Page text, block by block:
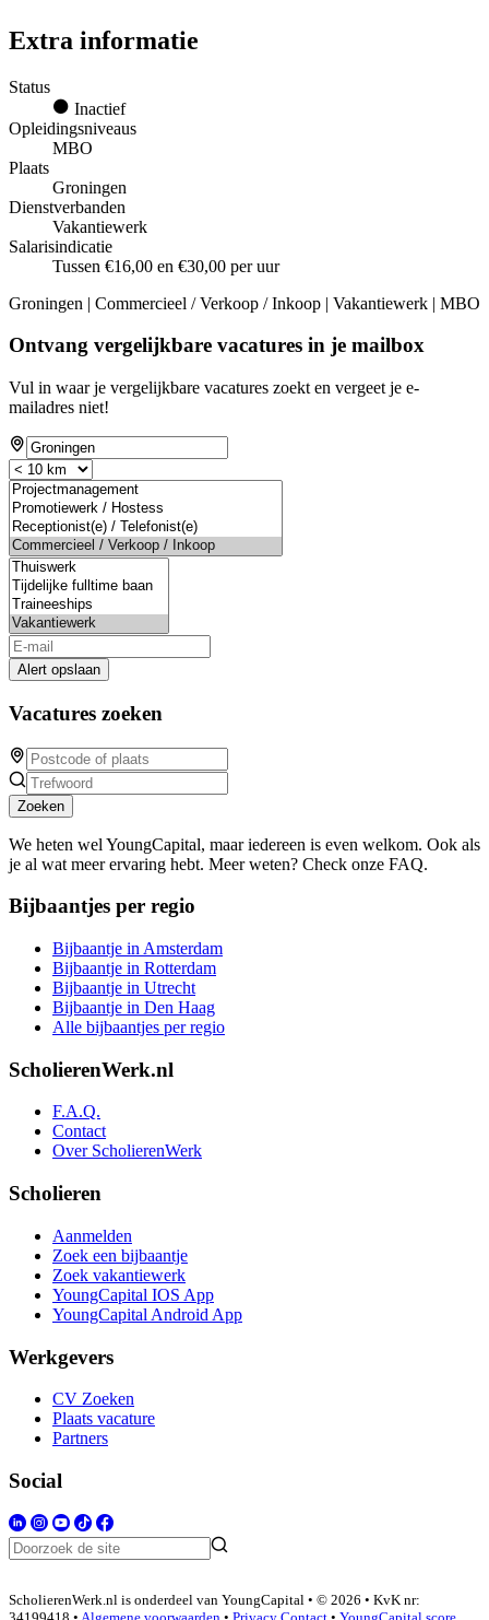
Extra informatie
Status
Inactief
Opleidingsniveaus
MBO
Plaats
Groningen
Dienstverbanden
Vakantiewerk
Salarisindicatie
Tussen €16,00 en €30,00 per uur
Groningen | Commercieel / Verkoop / Inkoop | Vakantiewerk | MBO
Ontvang vergelijkbare vacatures in je mailbox
Vul in waar je vergelijkbare vacatures zoekt en vergeet je e-
mailadres niet!
Alert opslaan
Vacatures zoeken
Zoeken
We heten wel YoungCapital, maar iedereen is even welkom. Ook als
je al wat meer ervaring hebt. Meer weten? Check onze FAQ.
Bijbaantjes per regio
Bijbaantje in Amsterdam
Bijbaantje in Rotterdam
Bijbaantje in Utrecht
Bijbaantje in Den Haag
Alle bijbaantjes per regio
ScholierenWerk.nl
F.A.Q.
Contact
Over ScholierenWerk
Scholieren
Aanmelden
Zoek een bijbaantje
Zoek vakantiewerk
YoungCapital IOS App
YoungCapital Android App
Werkgevers
CV Zoeken
Plaats vacature
Partners
Social
ScholierenWerk.nl is onderdeel van YoungCapital • © 2026 • KvK nr: